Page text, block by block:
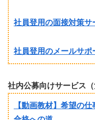
社員登用の面接対策サ
社員登用のメールサポ
社内公募向けサービス（
【動画教材】希望の